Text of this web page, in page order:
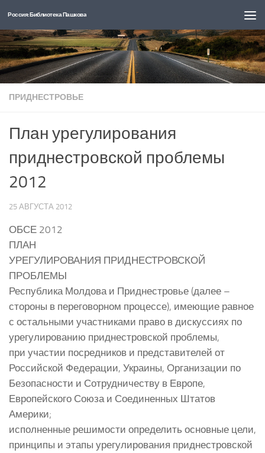
Перейти к содержимому
Россия: Библиотека Пашкова
ПРИДНЕСТРОВЬЕ
План урегулирования
приднестровской проблемы
2012
25 АВГУСТА 2012
ОБСЕ 2012
ПЛАН
УРЕГУЛИРОВАНИЯ ПРИДНЕСТРОВСКОЙ
ПРОБЛЕМЫ
Республика Молдова и Приднестровье (далее –
стороны в переговорном процессе), имеющие равное
с остальными участниками право в дискуссиях по
урегулированию приднестровской проблемы,
при участии посредников и представителей от
Российской Федерации, Украины, Организации по
Безопасности и Сотрудничеству в Европе,
Европейского Союза и Соединенных Штатов
Америки;
исполненные решимости определить основные цели,
принципы и этапы урегулирования приднестровской